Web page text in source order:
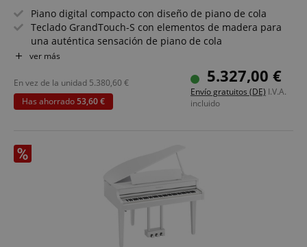
Piano digital compacto con diseño de piano de cola
Teclado GrandTouch-S con elementos de madera para
una auténtica sensación de piano de cola
Dos pianos de cola premium muestreados: Yamaha CFX
Muestreo binaural para una experiencia inmersiva con
auriculares
Virtual Resonance Modeling que genera profundidad
Set de ahorro que incluye banco de piano, auriculares y
escuela de piano
ver más
5.327,00 €
Envío gratuitos (DE) I.V.A.
incluido
En vez de la unidad 5.380,60 €
Has ahorrado53,60 €